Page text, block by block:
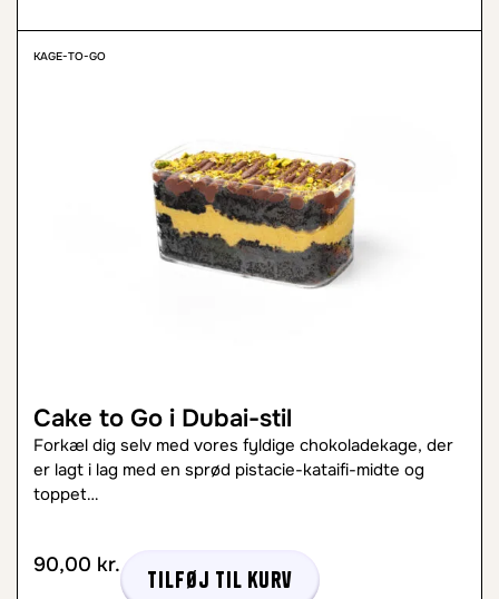
KAGE-TO-GO
Cake to Go i Dubai-stil
Forkæl dig selv med vores fyldige chokoladekage, der
er lagt i lag med en sprød pistacie-kataifi-midte og
toppet…
90,00 kr.
Tilføj til kurv